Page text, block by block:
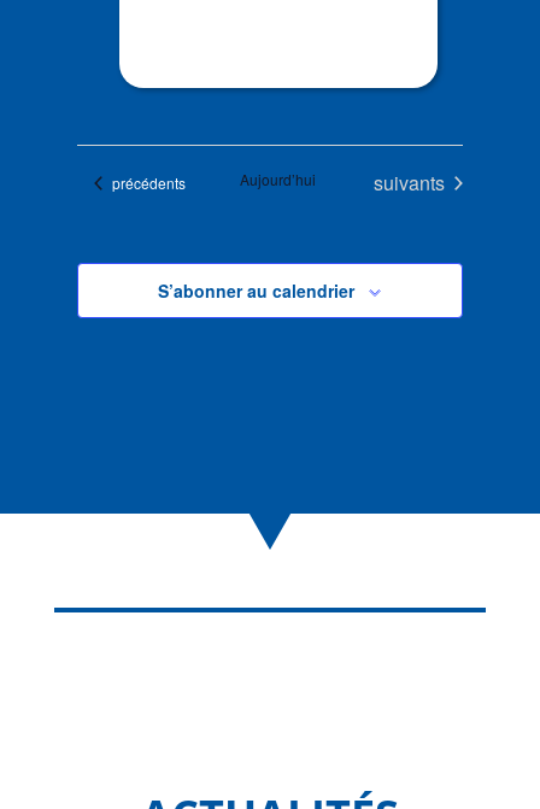
Évènements
précédents Aujourd’hui Évènements
suivants
S’abonner au calendrier